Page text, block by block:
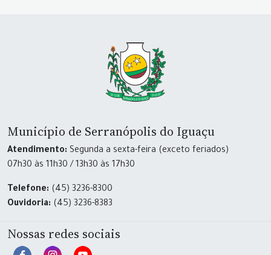
Município de Serranópolis do Iguaçu
Atendimento: Segunda a sexta-feira (exceto feriados)
07h30 às 11h30 / 13h30 às 17h30
Telefone: (45) 3236-8300
Ouvidoria: (45) 3236-8383
Nossas redes sociais